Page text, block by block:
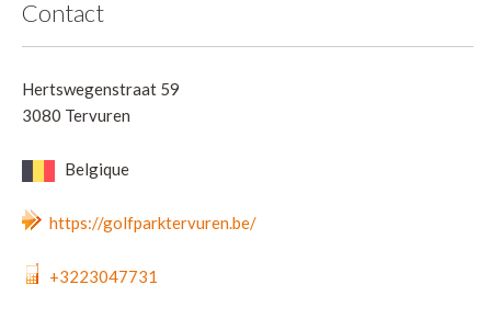
Contact
Hertswegenstraat 59
3080 Tervuren
Belgique
https://golfparktervuren.be/
+3223047731